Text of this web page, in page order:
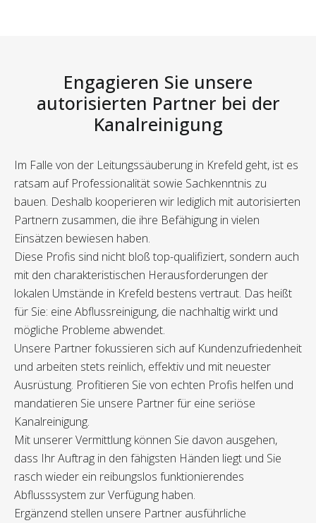
Engagieren Sie unsere
autorisierten Partner bei der
Kanalreinigung
Im Falle von der Leitungssäuberung in Krefeld geht, ist es
ratsam auf Professionalität sowie Sachkenntnis zu
bauen. Deshalb kooperieren wir lediglich mit autorisierten
Partnern zusammen, die ihre Befähigung in vielen
Einsätzen bewiesen haben.
Diese Profis sind nicht bloß top-qualifiziert, sondern auch
mit den charakteristischen Herausforderungen der
lokalen Umstände in Krefeld bestens vertraut. Das heißt
für Sie: eine Abflussreinigung, die nachhaltig wirkt und
mögliche Probleme abwendet.
Unsere Partner fokussieren sich auf Kundenzufriedenheit
und arbeiten stets reinlich, effektiv und mit neuester
Ausrüstung. Profitieren Sie von echten Profis helfen und
mandatieren Sie unsere Partner für eine seriöse
Kanalreinigung.
Mit unserer Vermittlung können Sie davon ausgehen,
dass Ihr Auftrag in den fähigsten Händen liegt und Sie
rasch wieder ein reibungslos funktionierendes
Abflusssystem zur Verfügung haben.
Ergänzend stellen unsere Partner ausführliche